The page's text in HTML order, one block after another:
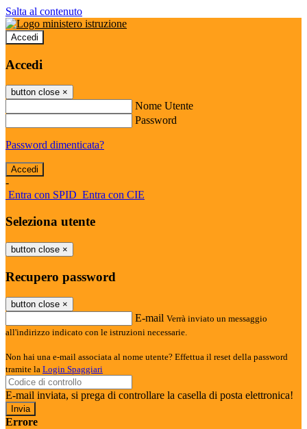
Salta al contenuto
Accedi
Accedi
button close ×
Nome Utente
Password
Password dimenticata?
-
Entra con SPID Entra con CIE
Seleziona utente
button close ×
Recupero password
button close ×
E-mail Verrà inviato un messaggio
all'indirizzo indicato con le istruzioni necessarie.
Non hai una e-mail associata al nome utente? Effettua il reset della password
tramite la Login Spaggiari
E-mail inviata, si prega di controllare la casella di posta elettronica!
Errore